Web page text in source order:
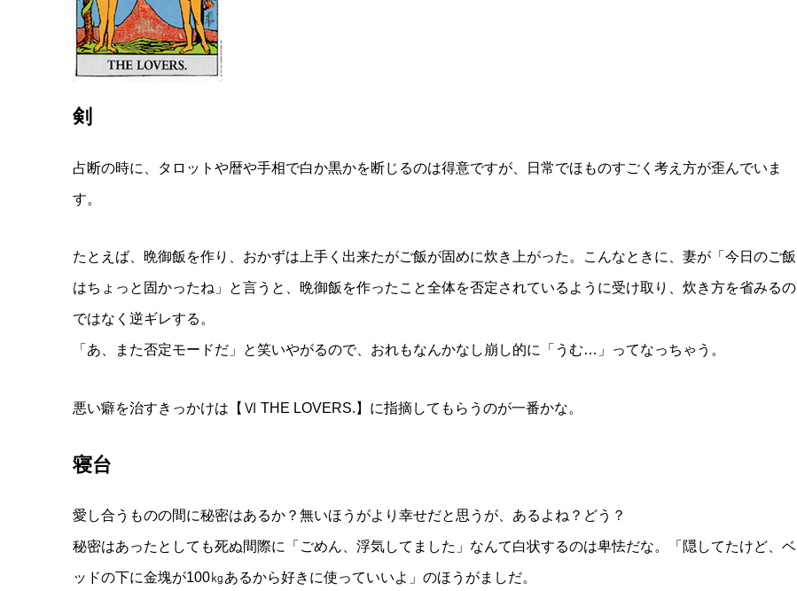
剣
占断の時に、タロットや暦や手相で白か黒かを断じるのは得意ですが、日常でほものすごく考え方が歪んでいま
す。
たとえば、晩御飯を作り、おかずは上手く出来たがご飯が固めに炊き上がった。こんなときに、妻が「今日のご飯
はちょっと固かったね」と言うと、晩御飯を作ったこと全体を否定されているように受け取り、炊き方を省みるの
ではなく逆ギレする。
「あ、また否定モードだ」と笑いやがるので、おれもなんかなし崩し的に「うむ…」ってなっちゃう。
悪い癖を治すきっかけは【Ⅵ THE LOVERS.】に指摘してもらうのが一番かな。
寝台
愛し合うものの間に秘密はあるか？無いほうがより幸せだと思うが、あるよね？どう？
秘密はあったとしても死ぬ間際に「ごめん、浮気してました」なんて白状するのは卑怯だな。「隠してたけど、ベ
ッドの下に金塊が100㎏あるから好きに使っていいよ」のほうがましだ。